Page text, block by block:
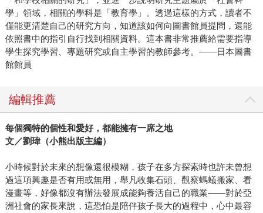
學」領域，相關的學科是「教育學」。透過這樣的方式，讀者不
僅能更清楚自己的研究方向，知道該如何向圖書館員提問，還能
依照書中的指引自行找到相關資料。這本書非常推薦給需要指導
學生探究學習、專題研究或自主學習的教師參考。——日本圖書
館館員
編輯推薦
每個獨特的個性和愛好，都能擁有一席之地
文／劉瑋（小熊出版主編）
小時候對於未來的想像還很模糊，孩子在多方探索時也許未曾想
過這項興趣是否有用或無用，舉凡收集石頭、觀察螞蟻搬家、看
漫畫等，好像都沒有辦法發展成能夠養活自己的職業——對於亞
洲社會的家長來說，這恐怕是陪伴孩子長大的過程中，心中最容